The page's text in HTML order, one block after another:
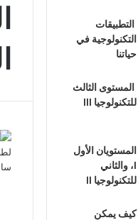
التطبيقات
التكنولوجية في
حياتنا
المستوى الثالث
للتكنولوجيا III
المستويان الأول
I، والثاني
للتكنولوجيا II
كيف يمكن